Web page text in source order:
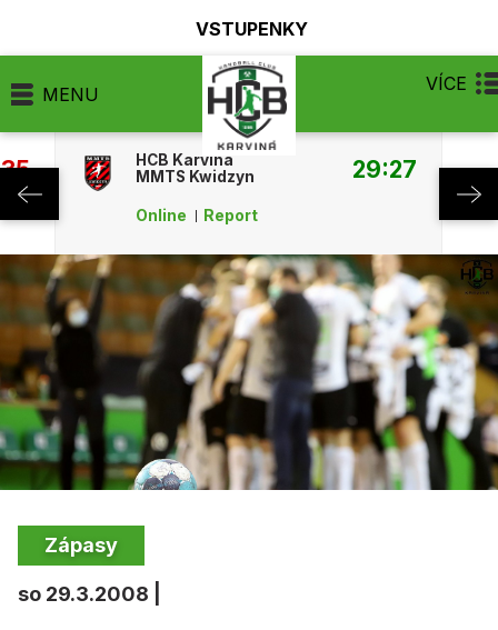
VSTUPENKY
MENU VÍCE
HCB Karviná
MMTS Kwidzyn
29:27
Online Report
Zápasy
so 29.3.2008 |